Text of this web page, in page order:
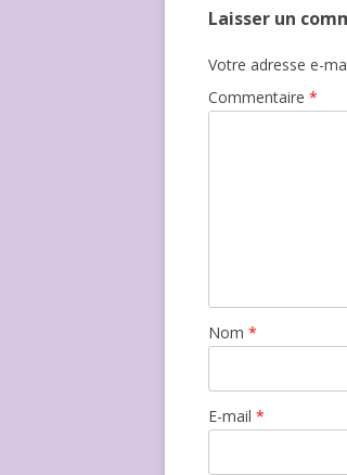
Laisser un
Votre adresse e-
Commentaire *
Nom *
E-mail *